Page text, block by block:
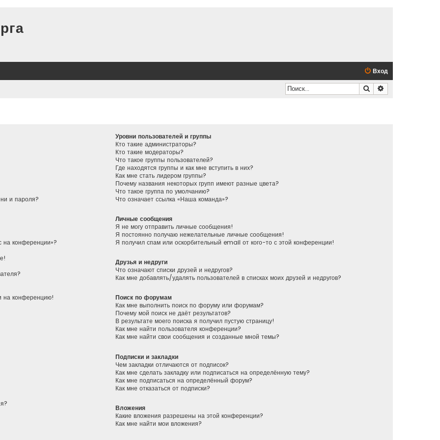
Вход
Поиск
и пароля?
на конференции»?
на конференцию!
Уровни пользователей и группы
Кто такие администраторы?
Кто такие модераторы?
Что такое группы пользователей?
Где находятся группы и как мне вступить в них?
Как мне стать лидером группы?
Почему названия некоторых групп имеют разные цвета?
Что такое группа по умолчанию?
Что означает ссылка «Наша команда»?
Личные сообщения
Я не могу отправить личные сообщения!
Я постоянно получаю нежелательные личные сообщения!
Я получил спам или оскорбительный email от кого-то с этой конференции!
Друзья и недруги
Что означают списки друзей и недругов?
Как мне добавлять/удалять пользователей в списках моих друзей и недругов?
Поиск по форумам
Как мне выполнить поиск по форуму или форумам?
Почему мой поиск не даёт результатов?
В результате моего поиска я получил пустую страницу!
Как мне найти пользователя конференции?
Как мне найти свои сообщения и созданные мной темы?
Подписки и закладки
Чем закладки отличаются от подписок?
Как мне сделать закладку или подписаться на определённую тему?
Как мне подписаться на определённый форум?
Как мне отказаться от подписки?
Вложения
Какие вложения разрешены на этой конференции?
Как мне найти мои вложения?